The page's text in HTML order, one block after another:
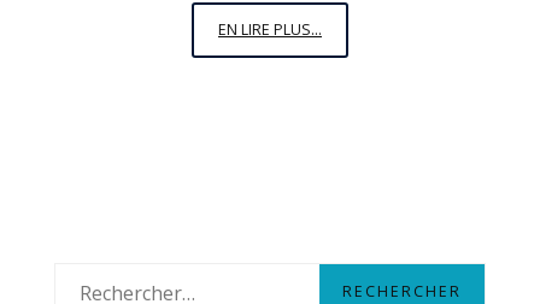
EN LIRE PLUS...
M’AIME